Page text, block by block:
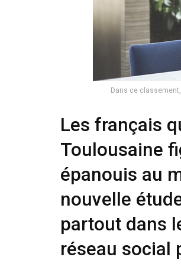
Dans ce classement,
Les français
Toulousaine
épanouis au
nouvelle
partout dans
réseau social